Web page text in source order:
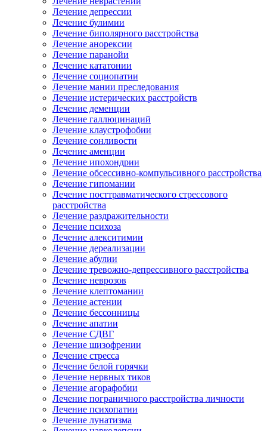
Лечение депрессии
Лечение булимии
Лечение биполярного расстройства
Лечение анорексии
Лечение паранойи
Лечение кататонии
Лечение социопатии
Лечение мании преследования
Лечение истерических расстройств
Лечение деменции
Лечение галлюцинаций
Лечение клаустрофобии
Лечение сонливости
Лечение аменции
Лечение ипохондрии
Лечение обсессивно-компульсивного расстройства
Лечение гипомании
Лечение посттравматического стрессового
расстройства
Лечение раздражительности
Лечение психоза
Лечение алекситимии
Лечение дереализации
Лечение абулии
Лечение тревожно-депрессивного расстройства
Лечение неврозов
Лечение клептомании
Лечение астении
Лечение бессонницы
Лечение апатии
Лечение СДВГ
Лечение шизофрении
Лечение стресса
Лечение белой горячки
Лечение нервных тиков
Лечение агорафобии
Лечение пограничного расстройства личности
Лечение психопатии
Лечение лунатизма